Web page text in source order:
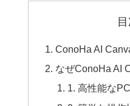
ConoHa AI
なぜConoHa AI
1. 高性能な